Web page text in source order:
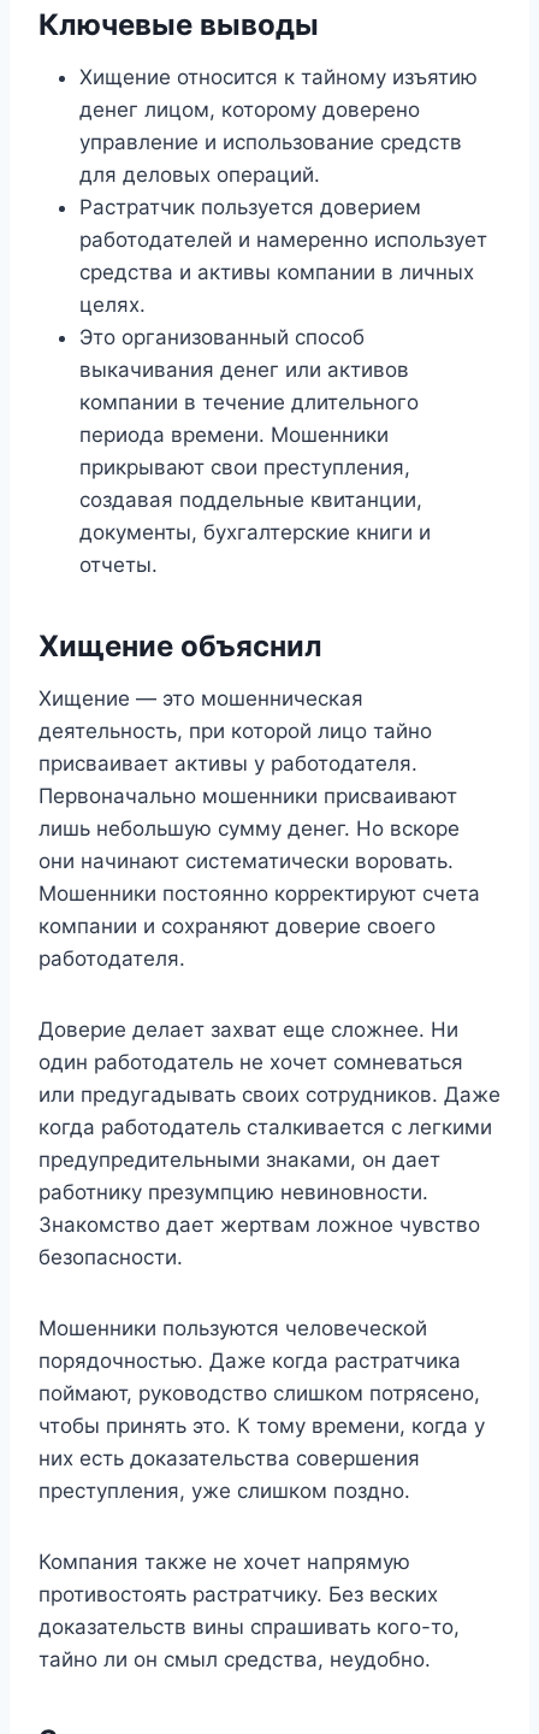
Ключевые выводы
Хищение относится к тайному изъятию
денег лицом, которому доверено
управление и использование средств
для деловых операций.
Растратчик пользуется доверием
работодателей и намеренно использует
средства и активы компании в личных
целях.
Это организованный способ
выкачивания денег или активов
компании в течение длительного
периода времени. Мошенники
прикрывают свои преступления,
создавая поддельные квитанции,
документы, бухгалтерские книги и
отчеты.
Хищение объяснил
Хищение — это мошенническая
деятельность, при которой лицо тайно
присваивает активы у работодателя.
Первоначально мошенники присваивают
лишь небольшую сумму денег. Но вскоре
они начинают систематически воровать.
Мошенники постоянно корректируют счета
компании и сохраняют доверие своего
работодателя.
Доверие делает захват еще сложнее. Ни
один работодатель не хочет сомневаться
или предугадывать своих сотрудников. Даже
когда работодатель сталкивается с легкими
предупредительными знаками, он дает
работнику презумпцию невиновности.
Знакомство дает жертвам ложное чувство
безопасности.
Мошенники пользуются человеческой
порядочностью. Даже когда растратчика
поймают, руководство слишком потрясено,
чтобы принять это. К тому времени, когда у
них есть доказательства совершения
преступления, уже слишком поздно.
Компания также не хочет напрямую
противостоять растратчику. Без веских
доказательств вины спрашивать кого-то,
тайно ли он смыл средства, неудобно.